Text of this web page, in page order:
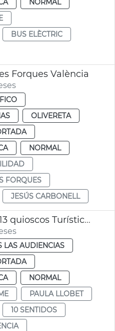
BUS ELÈCTRIC
Forques València
OLIVERETA
NORMAL
FORQUES
JESÚS CARBONELL
Puesta en marcha 13 quioscos Turísticos Inteligentes
LAS AUDIENCIAS
NORMAL
PAULA LLOBET
10 SENTIDOS